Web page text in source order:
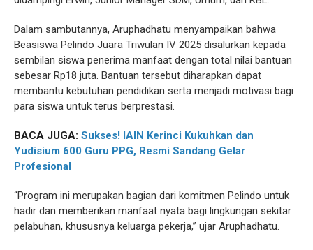
Dalam sambutannya, Aruphadhatu menyampaikan bahwa
Beasiswa Pelindo Juara Triwulan IV 2025 disalurkan kepada
sembilan siswa penerima manfaat dengan total nilai bantuan
sebesar Rp18 juta. Bantuan tersebut diharapkan dapat
membantu kebutuhan pendidikan serta menjadi motivasi bagi
para siswa untuk terus berprestasi.
BACA JUGA: Sukses! IAIN Kerinci Kukuhkan dan
Yudisium 600 Guru PPG, Resmi Sandang Gelar
Profesional
“Program ini merupakan bagian dari komitmen Pelindo untuk
hadir dan memberikan manfaat nyata bagi lingkungan sekitar
pelabuhan, khususnya keluarga pekerja,” ujar Aruphadhatu.